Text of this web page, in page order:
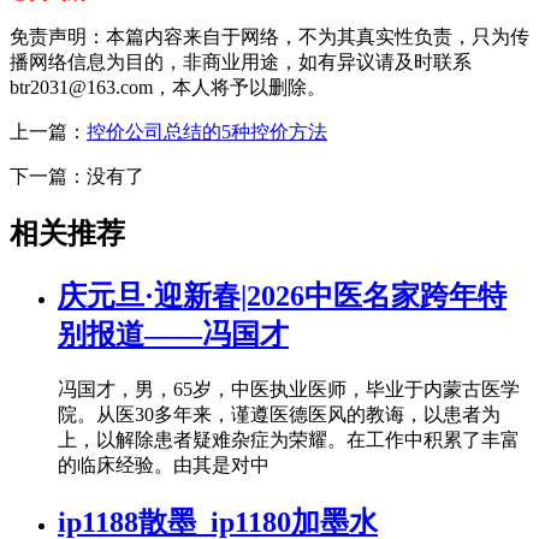
免责声明：本篇内容来自于网络，不为其真实性负责，只为传
播网络信息为目的，非商业用途，如有异议请及时联系
btr2031@163.com，本人将予以删除。
上一篇： 控价公司总结的5种控价方法
下一篇：没有了
相关推荐
庆元旦·迎新春|2026中医名家跨年特
别报道——冯国才
冯国才，男，65岁，中医执业医师，毕业于内蒙古医学
院。从医30多年来，谨遵医德医风的教诲，以患者为
上，以解除患者疑难杂症为荣耀。在工作中积累了丰富
的临床经验。由其是对中
ip1188散墨_ip1180加墨水